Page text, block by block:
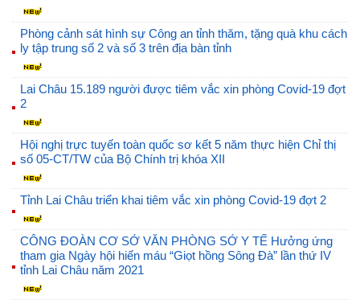
Phòng cảnh sát hình sự Công an tỉnh thăm, tặng quà khu cách
ly tập trung số 2 và số 3 trên địa bàn tỉnh
Lai Châu 15.189 người được tiêm vắc xin phòng Covid-19 đợt
2
Hội nghị trực tuyến toàn quốc sơ kết 5 năm thực hiện Chỉ thị
số 05-CT/TW của Bộ Chính trị khóa XII
Tỉnh Lai Châu triển khai tiêm vắc xin phòng Covid-19 đợt 2
CÔNG ĐOÀN CƠ SỞ VĂN PHÒNG SỞ Y TẾ Hưởng ứng
tham gia Ngày hội hiến máu “Giọt hồng Sông Đà” lần thứ IV
tỉnh Lai Châu năm 2021